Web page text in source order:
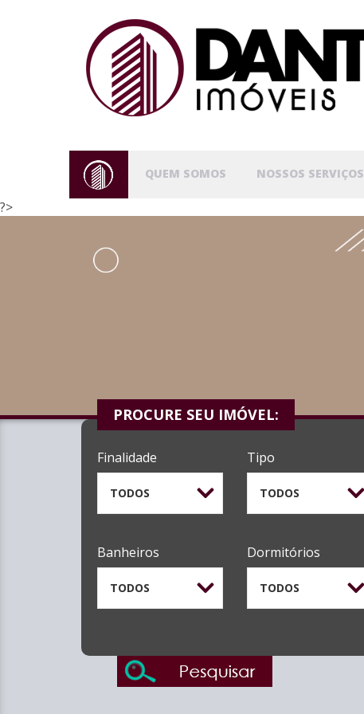
QUEM SOMOS NOSSOS SERVIÇOS
?>
PROCURE SEU IMÓVEL:
Finalidade
TODOS
Tipo
TODOS
Banheiros
TODOS
Dormitórios
TODOS